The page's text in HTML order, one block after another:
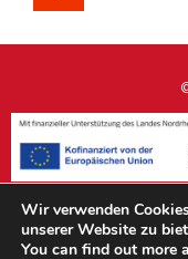
Wir verwenden
unserer Website zu
You can find out more